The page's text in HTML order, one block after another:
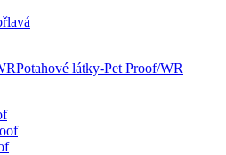
Potahové látky-Pet Proof/WR